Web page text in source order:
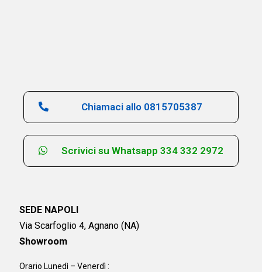
Chiamaci allo 0815705387
Scrivici su Whatsapp 334 332 2972
SEDE NAPOLI
Via Scarfoglio 4, Agnano (NA)
Showroom
Orario Lunedì – Venerdì :